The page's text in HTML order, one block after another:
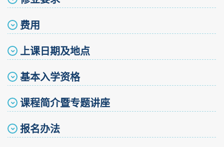
费用
上课日期及地点
基本入学资格
课程简介暨专题讲座
报名办法